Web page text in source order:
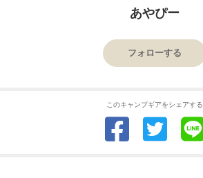
あやぴー
フォローする
このキャンプギアをシェアする